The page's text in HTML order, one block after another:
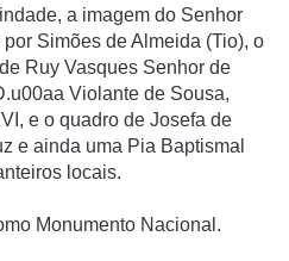
a imagem do Senhor
Simões de Almeida (Tio), o
Ruy Vasques Senhor de
Violante de Sousa,
e o quadro de Josefa de
e ainda uma Pia Baptismal
locais.
Monumento Nacional.